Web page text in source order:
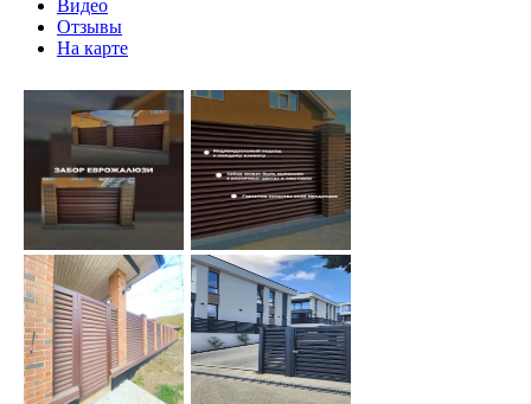
Видео
Отзывы
На карте